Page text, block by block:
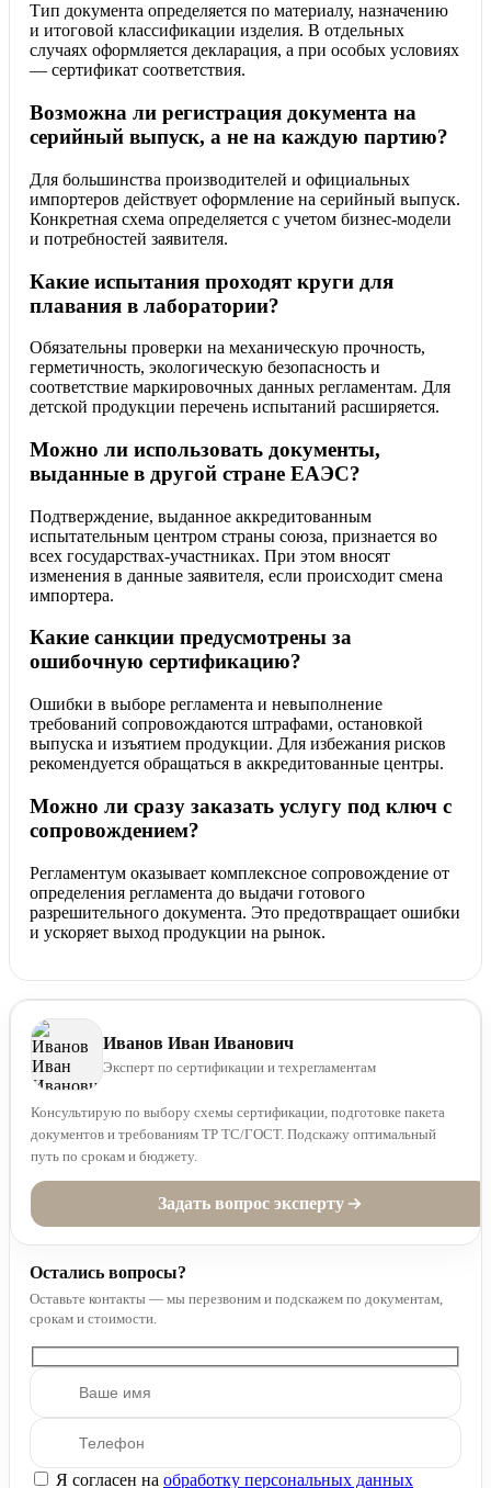
Тип документа определяется по материалу, назначению
и итоговой классификации изделия. В отдельных
случаях оформляется декларация, а при особых условиях
— сертификат соответствия.
Возможна ли регистрация документа на
серийный выпуск, а не на каждую партию?
Для большинства производителей и официальных
импортеров действует оформление на серийный выпуск.
Конкретная схема определяется с учетом бизнес-модели
и потребностей заявителя.
Какие испытания проходят круги для
плавания в лаборатории?
Обязательны проверки на механическую прочность,
герметичность, экологическую безопасность и
соответствие маркировочных данных регламентам. Для
детской продукции перечень испытаний расширяется.
Можно ли использовать документы,
выданные в другой стране ЕАЭС?
Подтверждение, выданное аккредитованным
испытательным центром страны союза, признается во
всех государствах-участниках. При этом вносят
изменения в данные заявителя, если происходит смена
импортера.
Какие санкции предусмотрены за
ошибочную сертификацию?
Ошибки в выборе регламента и невыполнение
требований сопровождаются штрафами, остановкой
выпуска и изъятием продукции. Для избежания рисков
рекомендуется обращаться в аккредитованные центры.
Можно ли сразу заказать услугу под ключ с
сопровождением?
Регламентум оказывает комплексное сопровождение от
определения регламента до выдачи готового
разрешительного документа. Это предотвращает ошибки
и ускоряет выход продукции на рынок.
Иванов Иван Иванович
Эксперт по сертификации и техрегламентам
Консультирую по выбору схемы сертификации, подготовке пакета
документов и требованиям ТР ТС/ГОСТ. Подскажу оптимальный
путь по срокам и бюджету.
Задать вопрос эксперту
Остались вопросы?
Оставьте контакты — мы перезвоним и подскажем по документам,
срокам и стоимости.
Я согласен на обработку персональных данных